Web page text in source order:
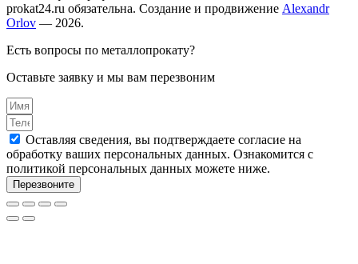
prokat24.ru обязательна. Создание и продвижение Alexandr
Orlov — 2026.
Есть вопросы по металлопрокату?
Оставьте заявку и мы вам перезвоним
Оставляя сведения, вы подтверждаете согласие на
обработку ваших персональных данных. Ознакомится с
политикой персональных данных можете ниже.
Перезвоните